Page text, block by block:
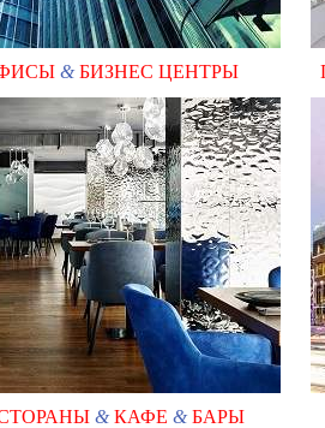
& БИЗНЕС ЦЕНТРЫ
&КАФЕ &БАРЫ